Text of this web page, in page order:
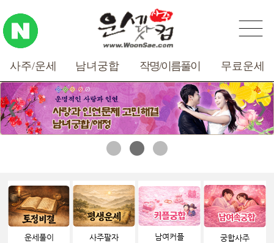
사주/운세 남녀궁합 작명/이름풀이 무료운세
❮ ❯
운세풀이 사주팔자 남여커플 궁합사주